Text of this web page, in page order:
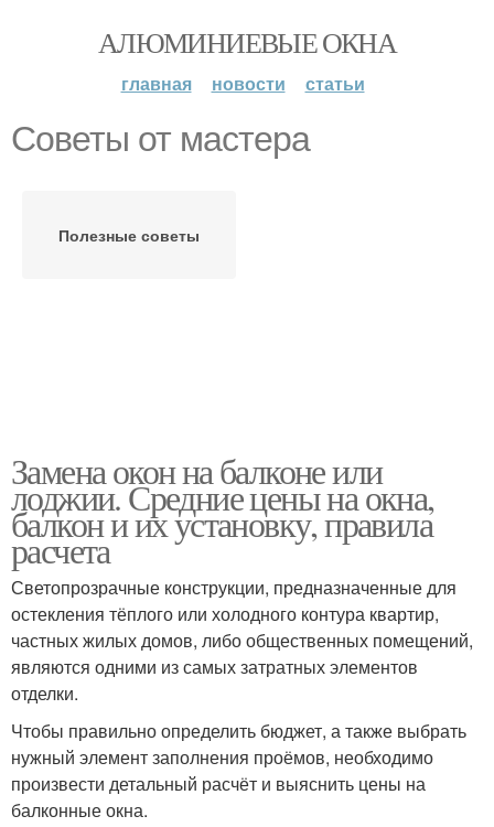
АЛЮМИНИЕВЫЕ ОКНА
главная новости статьи
Советы от мастера
Полезные советы
Замена окон на балконе или
лоджии. Средние цены на окна,
балкон и их установку, правила
расчета
Светопрозрачные конструкции, предназначенные для
остекления тёплого или холодного контура квартир,
частных жилых домов, либо общественных помещений,
являются одними из самых затратных элементов
отделки.
Чтобы правильно определить бюджет, а также выбрать
нужный элемент заполнения проёмов, необходимо
произвести детальный расчёт и выяснить цены на
балконные окна.